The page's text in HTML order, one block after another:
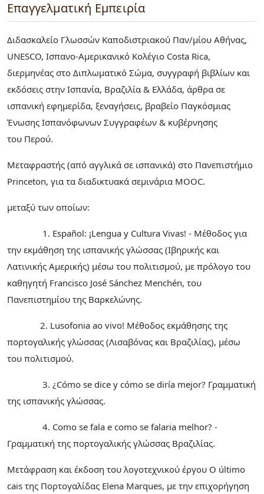
Επαγγελματική Εμπειρία
Διδασκαλείο Γλωσσών Καποδιστριακού Παν/μίου Αθήνας,
UNESCO, Ισπανο-Αμερικανικό Κολέγιο Costa Rica,
διερμηνέας στο Διπλωματικό Σώμα, συγγραφή βιβλίων και
εκδόσεις στην Ισπανία, Βραζιλία & Ελλάδα, άρθρα σε
ισπανική εφημερίδα, ξεναγήσεις, βραβείο Παγκόσμιας
Ένωσης Ισπανόφωνων Συγγραφέων & κυβέρνησης
του Περού.
Μεταφραστής (από αγγλικά σε ισπανικά) στο Πανεπιστήμιο
Princeton, για τα διαδικτυακά σεμινάρια MOOC.
μεταξύ των οποίων:
1. Español: ¡Lengua y Cultura Vivas! - Μέθοδος για
την εκμάθηση της ισπανικής γλώσσας (Ιβηρικής και
Λατινικής Αμερικής) μέσω του πολιτισμού, με πρόλογο του
καθηγητή Francisco José Sánchez Menchén, του
Πανεπιστημίου της Βαρκελώνης.
2. Lusofonia ao vivo! Μέθοδος εκμάθησης της
πορτογαλικής γλώσσας (Λισαβόνας και Βραζιλίας), μέσω
του πολιτισμού.
3. ¿Cómo se dice y cómo se diría mejor? Γραμματική
της ισπανικής γλώσσας.
4. Como se fala e como se falaria melhor? -
Γραμματική της πορτογαλικής γλώσσας Βραζιλίας.
Μετάφραση και έκδοση του λογοτεχνικού έργου O último
cais της Πορτογαλίδας Elena Marques, με την επιχορήγηση